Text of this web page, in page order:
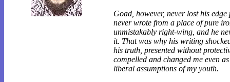
Goad, however, never lost his edge
never wrote from a place of pure
unmistakably right-wing, and he
it. That was why his writing
his truth, presented without
compelled and changed me even
liberal assumptions of my youth.